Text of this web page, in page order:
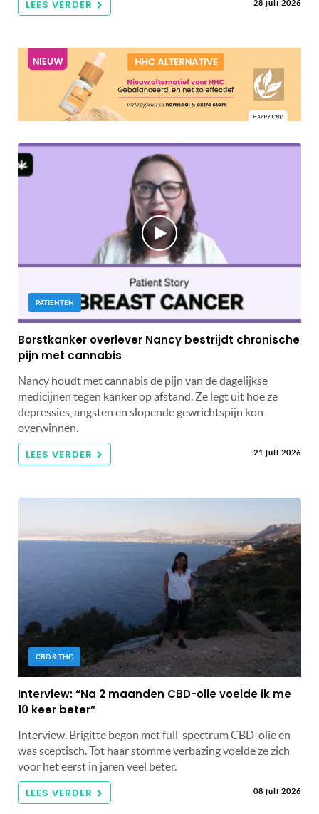
LEES VERDER 28 juli 2026
PATIËNTEN
Borstkanker overlever Nancy bestrijdt chronische
pijn met cannabis
Nancy houdt met cannabis de pijn van de dagelijkse
medicijnen tegen kanker op afstand. Ze legt uit hoe ze
depressies, angsten en slopende gewrichtspijn kon
overwinnen.
LEES VERDER 21 juli 2026
CBD & THC
Interview: “Na 2 maanden CBD-olie voelde ik me
10 keer beter”
Interview. Brigitte begon met full-spectrum CBD-olie en
was sceptisch. Tot haar stomme verbazing voelde ze zich
voor het eerst in jaren veel beter.
LEES VERDER 08 juli 2026